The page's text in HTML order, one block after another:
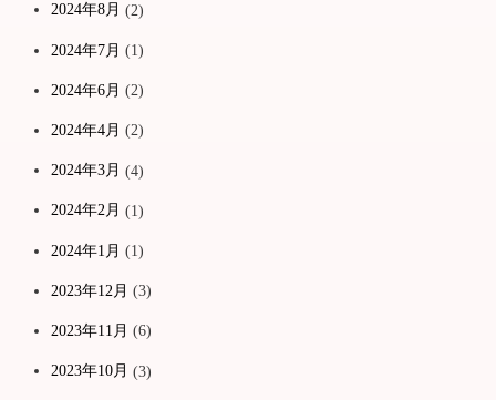
2024年8月 (2)
2024年7月 (1)
2024年6月 (2)
2024年4月 (2)
2024年3月 (4)
2024年2月 (1)
2024年1月 (1)
2023年12月 (3)
2023年11月 (6)
2023年10月 (3)